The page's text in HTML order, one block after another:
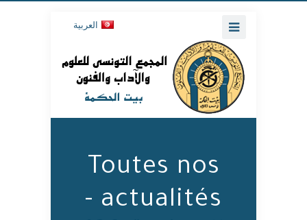
العربية
Toutes nos
actualités -